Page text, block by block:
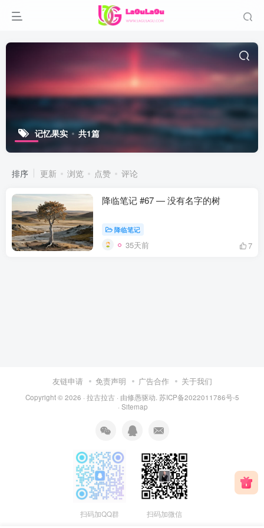
记忆果实 共1篇
排序 更新 浏览 点赞 评论
降临笔记 #67 — 没有名字的树
降临笔记
35天前 7
友链申请 免责声明 广告合作 关于我们
Copyright © 2026 · 拉古拉古 · 由修愚驱动. 苏ICP备2022011786号-5
· Sitemap
扫码加QQ群 扫码加微信